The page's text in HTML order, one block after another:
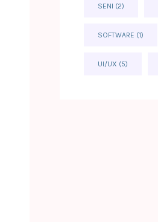
SENI (2)
SOFTWARE (1)
UI/UX (5)